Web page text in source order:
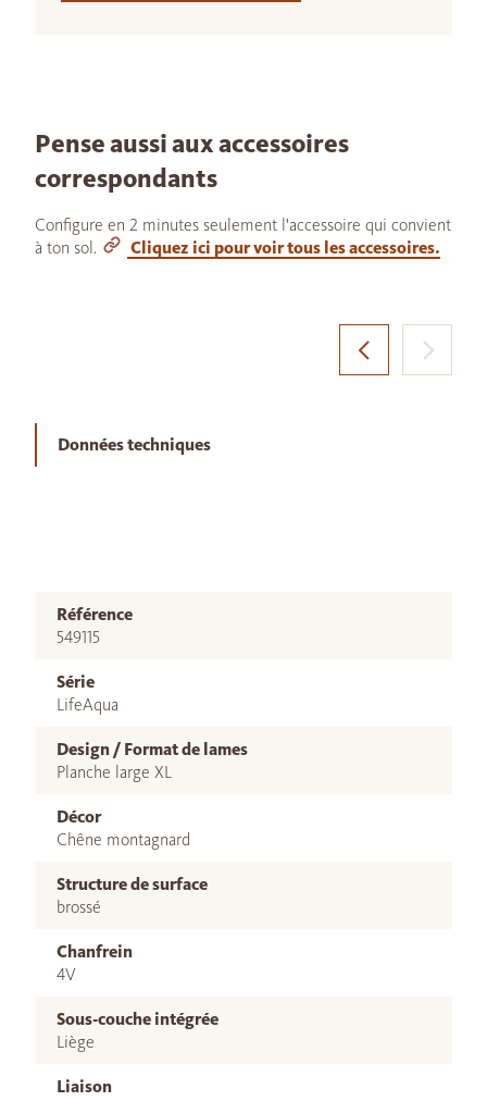
Pense aussi aux accessoires
correspondants
Configure en 2 minutes seulement l'accessoire qui convient
à ton sol.
Cliquez ici pour voir tous les accessoires.
Données techniques
Référence
549115
Série
LifeAqua
Design / Format de lames
Planche large XL
Décor
Chêne montagnard
Structure de surface
brossé
Chanfrein
4V
Sous-couche intégrée
Liège
Liaison